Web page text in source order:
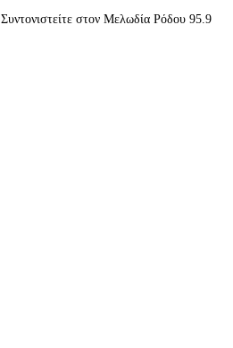
Συντονιστείτε στον Μελωδία Ρόδου 95.9